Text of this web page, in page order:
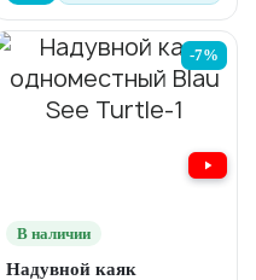
-7%
В наличии
Надувной каяк